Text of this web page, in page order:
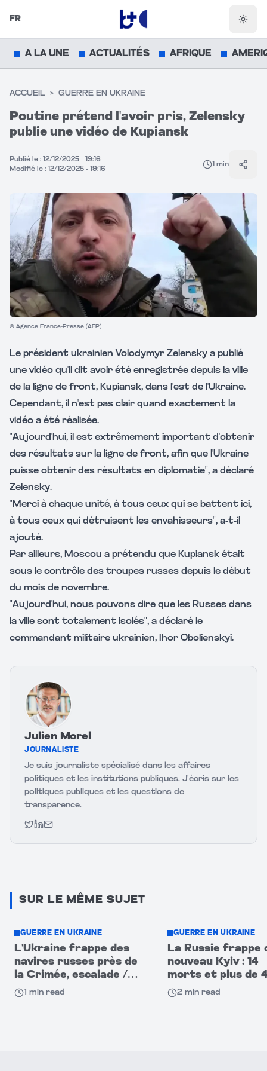
FR
A LA UNE ACTUALITÉS AFRIQUE
ACCUEIL > GUERRE EN UKRAINE
Poutine prétend l'avoir pris, Zelensky
publie une vidéo de Kupiansk
Publié le : 12/12/2025 - 19:16
Modifié le : 12/12/2025 - 19:16
1 min
© Agence France-Presse (AFP)
Le président ukrainien Volodymyr Zelensky a publié
une vidéo qu'il dit avoir été enregistrée depuis la ville
de la ligne de front, Kupiansk, dans l'est de l'Ukraine.
Cependant, il n'est pas clair quand exactement la
vidéo a été réalisée.
"Aujourd'hui, il est extrêmement important d'obtenir
des résultats sur la ligne de front, afin que l'Ukraine
puisse obtenir des résultats en diplomatie", a déclaré
Zelensky.
"Merci à chaque unité, à tous ceux qui se battent ici,
à tous ceux qui détruisent les envahisseurs", a-t-il
ajouté.
Par ailleurs, Moscou a prétendu que Kupiansk était
sous le contrôle des troupes russes depuis le début
du mois de novembre.
"Aujourd'hui, nous pouvons dire que les Russes dans
la ville sont totalement isolés", a déclaré le
commandant militaire ukrainien, Ihor Obolienskyi.
Julien Morel
JOURNALISTE
Je suis journaliste spécialisé dans les affaires
politiques et les institutions publiques. J’écris sur les
politiques publiques et les questions de
transparence.
SUR LE MÊME SUJET
GUERRE EN UKRAINE
L'Ukraine frappe des
navires russes près de
la Crimée, escalade /
Poutine en alerte
1 min read
GUERRE EN UKRAINE
La Russie frappe
nouveau Kyiv : 14
morts et plus de
blessés
2 min read